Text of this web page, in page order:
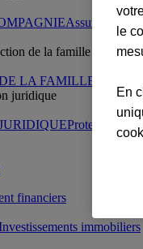
Assurance chien
LA FAMILLE
Protection
le
En